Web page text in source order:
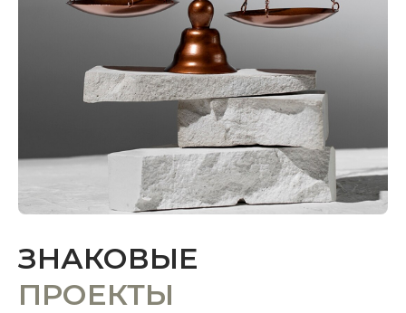
ЗНАКОВЫЕ
ПРОЕКТЫ